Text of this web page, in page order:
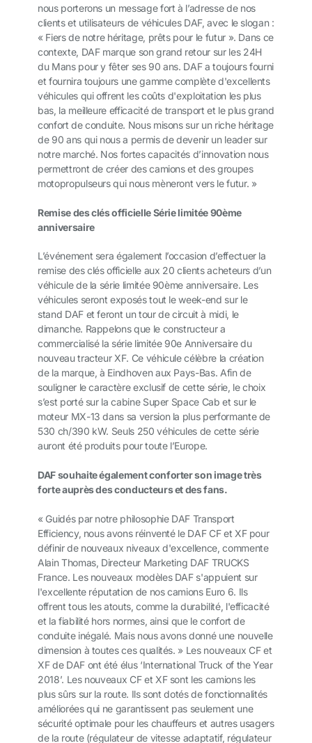
nous porterons un message fort à l’adresse de nos
clients et utilisateurs de véhicules DAF, avec le slogan :
« Fiers de notre héritage, prêts pour le futur ». Dans ce
contexte, DAF marque son grand retour sur les 24H
du Mans pour y fêter ses 90 ans. DAF a toujours fourni
et fournira toujours une gamme complète d'excellents
véhicules qui offrent les coûts d'exploitation les plus
bas, la meilleure efficacité de transport et le plus grand
confort de conduite. Nous misons sur un riche héritage
de 90 ans qui nous a permis de devenir un leader sur
notre marché. Nos fortes capacités d’innovation nous
permettront de créer des camions et des groupes
motopropulseurs qui nous mèneront vers le futur. »
Remise des clés officielle Série limitée 90ème
anniversaire
L’événement sera également l’occasion d’effectuer la
remise des clés officielle aux 20 clients acheteurs d’un
véhicule de la série limitée 90ème anniversaire. Les
véhicules seront exposés tout le week-end sur le
stand DAF et feront un tour de circuit à midi, le
dimanche. Rappelons que le constructeur a
commercialisé la série limitée 90e Anniversaire du
nouveau tracteur XF. Ce véhicule célèbre la création
de la marque, à Eindhoven aux Pays-Bas. Afin de
souligner le caractère exclusif de cette série, le choix
s’est porté sur la cabine Super Space Cab et sur le
moteur MX-13 dans sa version la plus performante de
530 ch/390 kW. Seuls 250 véhicules de cette série
auront été produits pour toute l’Europe.
DAF souhaite également conforter son image très
forte auprès des conducteurs et des fans.
« Guidés par notre philosophie DAF Transport
Efficiency, nous avons réinventé le DAF CF et XF pour
définir de nouveaux niveaux d'excellence, commente
Alain Thomas, Directeur Marketing DAF TRUCKS
France. Les nouveaux modèles DAF s'appuient sur
l'excellente réputation de nos camions Euro 6. Ils
offrent tous les atouts, comme la durabilité, l'efficacité
et la fiabilité hors normes, ainsi que le confort de
conduite inégalé. Mais nous avons donné une nouvelle
dimension à toutes ces qualités. » Les nouveaux CF et
XF de DAF ont été élus ‘International Truck of the Year
2018’. Les nouveaux CF et XF sont les camions les
plus sûrs sur la route. Ils sont dotés de fonctionnalités
améliorées qui ne garantissent pas seulement une
sécurité optimale pour les chauffeurs et autres usagers
de la route (régulateur de vitesse adaptatif, régulateur